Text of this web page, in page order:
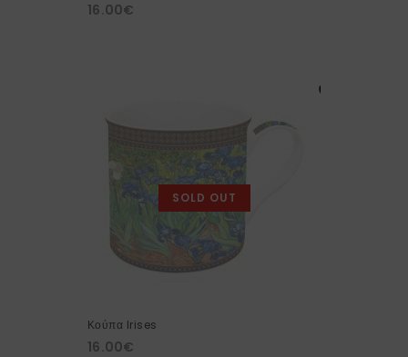
16.00€
SOLD OUT
Κούπα Irises
16.00€